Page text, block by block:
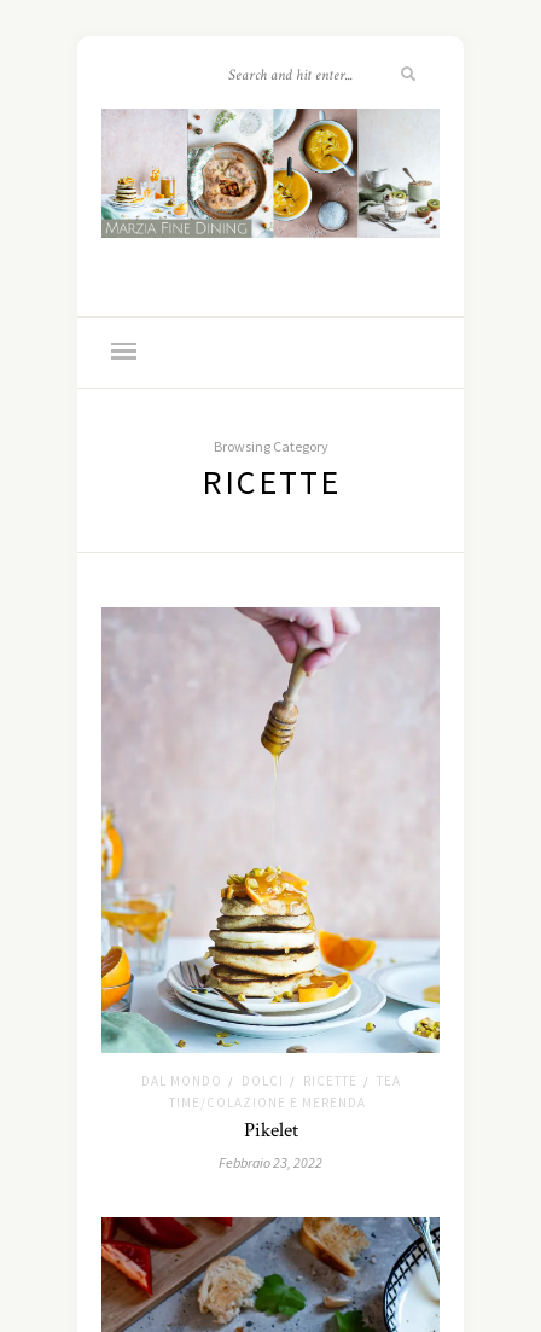
Browsing Category
RICETTE
DAL MONDO / DOLCI / RICETTE /
TEA
TIME/COLAZIONE E MERENDA
Pikelet
Febbraio 23, 2022